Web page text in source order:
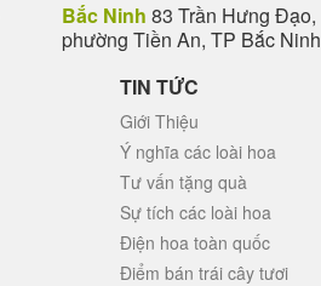
Bắc Ninh 83 Trần Hưng Đạo,
phường Tiền An, TP Bắc Ninh
TIN TỨC
Giới Thiệu
Ý nghĩa các loài hoa
Tư vấn tặng quà
Sự tích các loài hoa
Điện hoa toàn quốc
Điểm bán trái cây tươi